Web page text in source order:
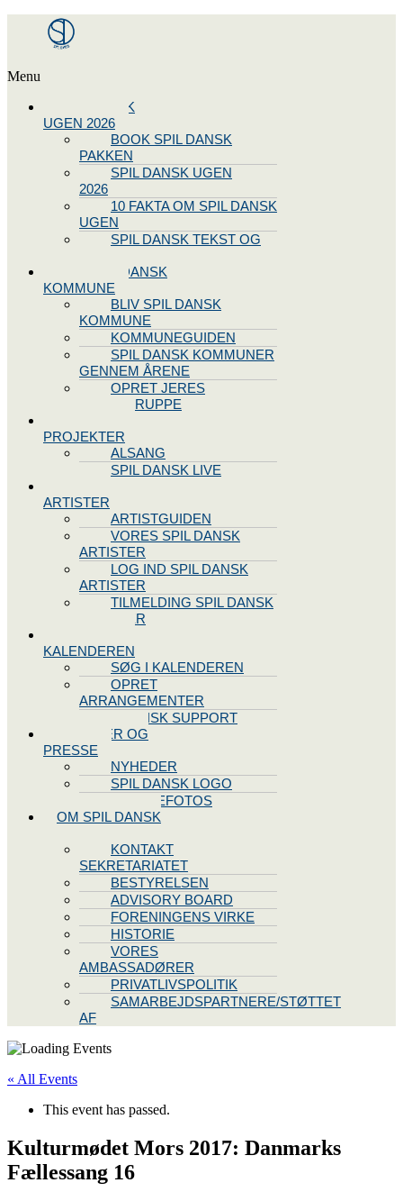
Menu
SPIL DANSK
UGEN 2026
BOOK SPIL DANSK
PAKKEN
SPIL DANSK UGEN
2026
10 FAKTA OM SPIL DANSK
UGEN
SPIL DANSK TEKST OG
BLIV SPIL DANSK
KOMMUNE
BLIV SPIL DANSK
KOMMUNE
KOMMUNEGUIDEN
SPIL DANSK KOMMUNER
GENNEM ÅRENE
OPRET JERES
STYREGRUPPE
PROJEKTER
ALSANG
SPIL DANSK LIVE
ARTISTER
ARTISTGUIDEN
VORES SPIL DANSK
ARTISTER
LOG IND SPIL DANSK
ARTISTER
TILMELDING SPIL DANSK
ARTISTER
KALENDEREN
SØG I KALENDEREN
OPRET
ARRANGEMENTER
TEKNISK SUPPORT
NYHEDER OG
PRESSE
NYHEDER
SPIL DANSK LOGO
PRESSEFOTOS
OM SPIL DANSK
KONTAKT
SEKRETARIATET
BESTYRELSEN
ADVISORY BOARD
FORENINGENS VIRKE
HISTORIE
VORES
AMBASSADØRER
PRIVATLIVSPOLITIK
SAMARBEJDSPARTNERE/STØTTET
AF
« All Events
This event has passed.
Kulturmødet Mors 2017: Danmarks
Fællessang 16